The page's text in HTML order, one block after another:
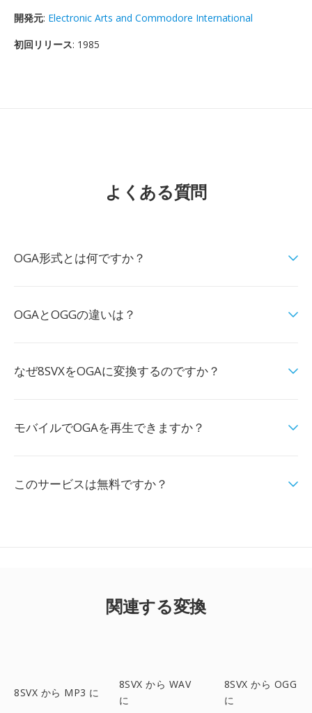
開発元: Electronic Arts and Commodore International
初回リリース: 1985
よくある質問
OGA形式とは何ですか？
OGAとOGGの違いは？
なぜ8SVXをOGAに変換するのですか？
モバイルでOGAを再生できますか？
このサービスは無料ですか？
関連する変換
8SVX から MP3 に
8SVX から WAV
に
8SVX から OGG
に